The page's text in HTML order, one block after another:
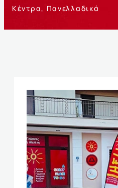
Κέντρα, Πανελλαδικά